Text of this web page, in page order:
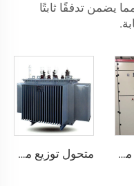
يضمن تدفقًا ثابتًا
خزانة مفاتيح منخفضة الجهد قابلة للسحب - MNS متحول توزيع مغلق بالكامل بقلب لفائف ثلاثية الأطوار مسطحة